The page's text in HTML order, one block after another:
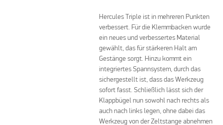
Hercules Triple ist in mehreren Punkten
verbessert. Für die Klemmbacken wurde
ein neues und verbessertes Material
gewählt, das für stärkeren Halt am
Gestänge sorgt. Hinzu kommt ein
integriertes Spannsystem, durch das
sichergestellt ist, dass das Werkzeug
sofort fasst. Schließlich lässt sich der
Klappbügel nun sowohl nach rechts als
auch nach links legen, ohne dabei das
Werkzeug von der Zeltstange abnehmen